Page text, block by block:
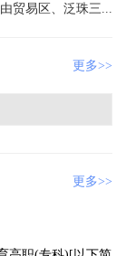
贸易区、泛珠三...
更多>>
更多>>